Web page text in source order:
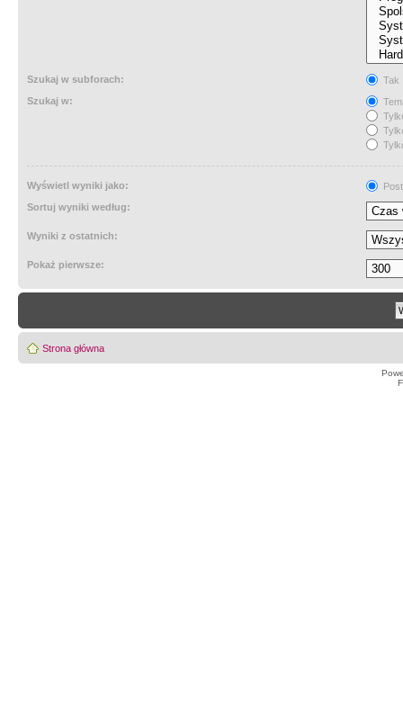
Szukaj w subforach:
Tak
Szukaj w:
Wyświetl wyniki jako:
Sortuj wyniki według:
Wyniki z ostatnich:
Pokaż pierwsze:
Strona główna